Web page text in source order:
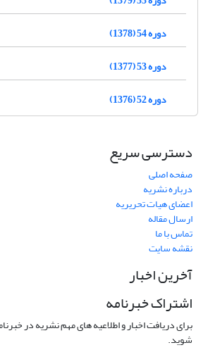
دوره 54 (1378)
دوره 53 (1377)
دوره 52 (1376)
دسترسی سریع
صفحه اصلی
درباره نشریه
اعضای هیات تحریریه
ارسال مقاله
تماس با ما
نقشه سایت
آخرین اخبار
اشتراک خبرنامه
برای دریافت اخبار و اطلاعیه های مهم نشریه در
شوید.